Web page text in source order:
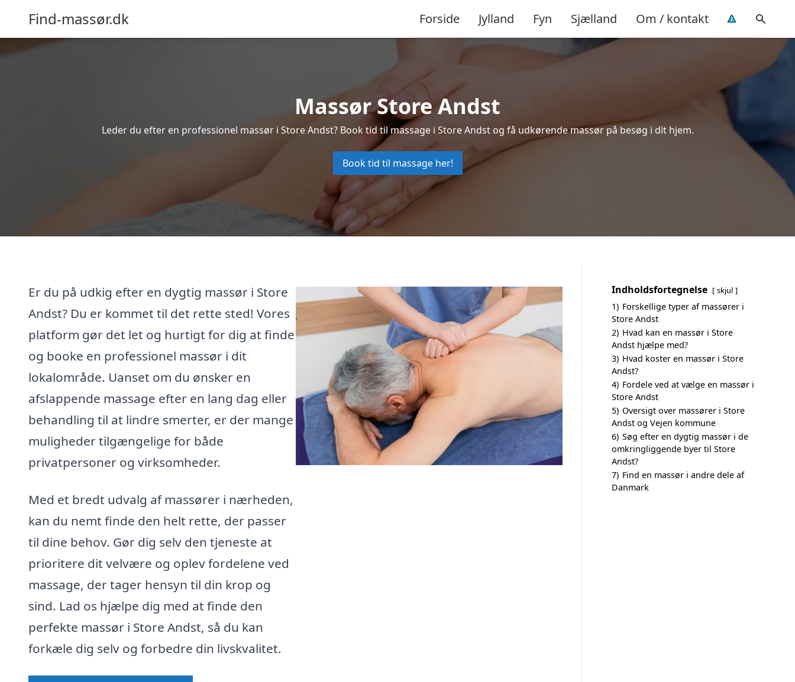
Find-massør.dk Forside Jylland Fyn Sjælland Om / kontakt
Massør Store Andst
Leder du efter en professionel massør i Store Andst? Book tid til massage i Store Andst og få udkørende massør på besøg i dit hjem.
Book tid til massage her!
Er du på udkig efter en dygtig massør i Store
Andst? Du er kommet til det rette sted! Vores
platform gør det let og hurtigt for dig at finde
og booke en professionel massør i dit
lokalområde. Uanset om du ønsker en
afslappende massage efter en lang dag eller
behandling til at lindre smerter, er der mange
muligheder tilgængelige for både
privatpersoner og virksomheder.
Med et bredt udvalg af massører i nærheden,
kan du nemt finde den helt rette, der passer
til dine behov. Gør dig selv den tjeneste at
prioritere dit velvære og oplev fordelene ved
massage, der tager hensyn til din krop og
sind. Lad os hjælpe dig med at finde den
perfekte massør i Store Andst, så du kan
forkæle dig selv og forbedre din livskvalitet.
Indholdsfortegnelse skjul
1) Forskellige typer af massører i
Store Andst
2) Hvad kan en massør i Store
Andst hjælpe med?
3) Hvad koster en massør i Store
Andst?
4) Fordele ved at vælge en massør i
Store Andst
5) Oversigt over massører i Store
Andst og Vejen kommune
6) Søg efter en dygtig massør i de
omkringliggende byer til Store
Andst?
7) Find en massør i andre dele af
Danmark